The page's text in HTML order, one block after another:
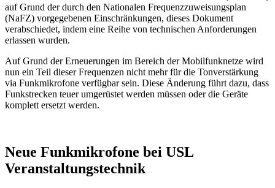
auf Grund der durch den Nationalen Frequenzzuweisungsplan
(NaFZ) vorgegebenen Einschränkungen, dieses Dokument
verabschiedet, indem eine Reihe von technischen Anforderungen
erlassen wurden.
Auf Grund der Erneuerungen im Bereich der Mobilfunknetze wird
nun ein Teil dieser Frequenzen nicht mehr für die Tonverstärkung
via Funkmikrofone verfügbar sein. Diese Änderung führt dazu, dass
Funkstrecken teuer umgerüstet werden müssen oder die Geräte
komplett ersetzt werden.
Neue Funkmikrofone bei USL
Veranstaltungstechnik